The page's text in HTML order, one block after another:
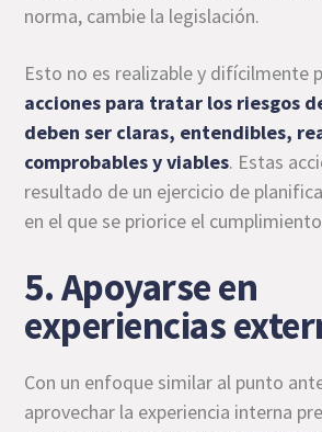
norma, cambie la legislación.
Esto no es realizable y difícilmente
acciones para tratar los riesgos
deben ser claras, entendibles,
comprobables y viables. Estas
resultado de un ejercicio de
en el que se priorice el
5. Apoyarse en
experiencias
Con un enfoque similar al punto
aprovechar la experiencia interna